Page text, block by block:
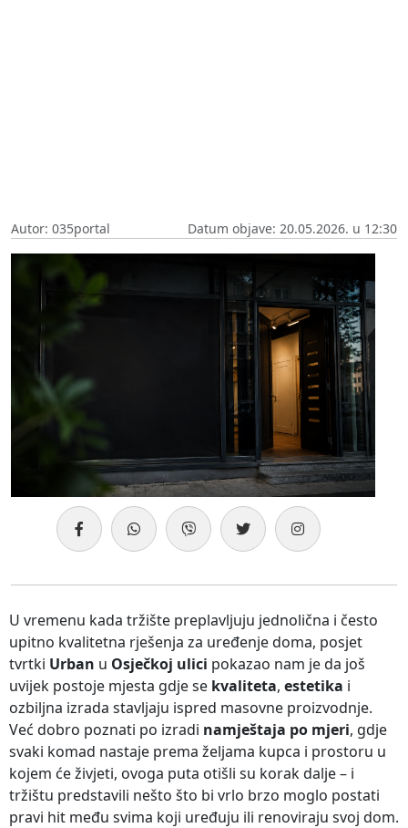
Autor: 035portal Datum objave: 20.05.2026. u 12:30
U vremenu kada tržište preplavljuju jednolična i često
upitno kvalitetna rješenja za uređenje doma, posjet
tvrtki Urban u Osječkoj ulici pokazao nam je da još
uvijek postoje mjesta gdje se kvaliteta, estetika i
ozbiljna izrada stavljaju ispred masovne proizvodnje.
Već dobro poznati po izradi namještaja po mjeri, gdje
svaki komad nastaje prema željama kupca i prostoru u
kojem će živjeti, ovoga puta otišli su korak dalje – i
tržištu predstavili nešto što bi vrlo brzo moglo postati
pravi hit među svima koji uređuju ili renoviraju svoj dom.